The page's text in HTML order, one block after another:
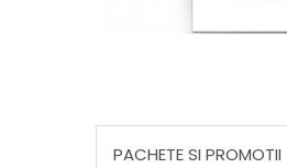
PACHETE SI PROMOTII